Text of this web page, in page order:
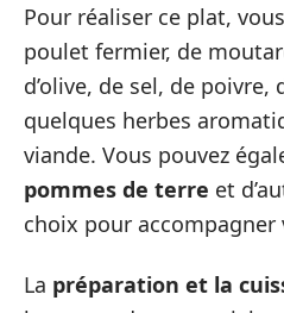
Pour réaliser ce plat,
poulet fermier, de
d’olive, de sel, de
quelques herbes
viande. Vous pouvez
pommes de terre et
choix pour
La préparation et la